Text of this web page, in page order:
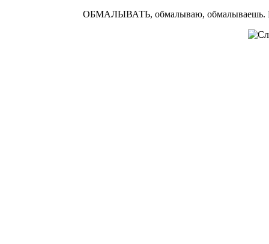
ОБМАЛЫВАТЬ, обмалываю, обмалываешь.